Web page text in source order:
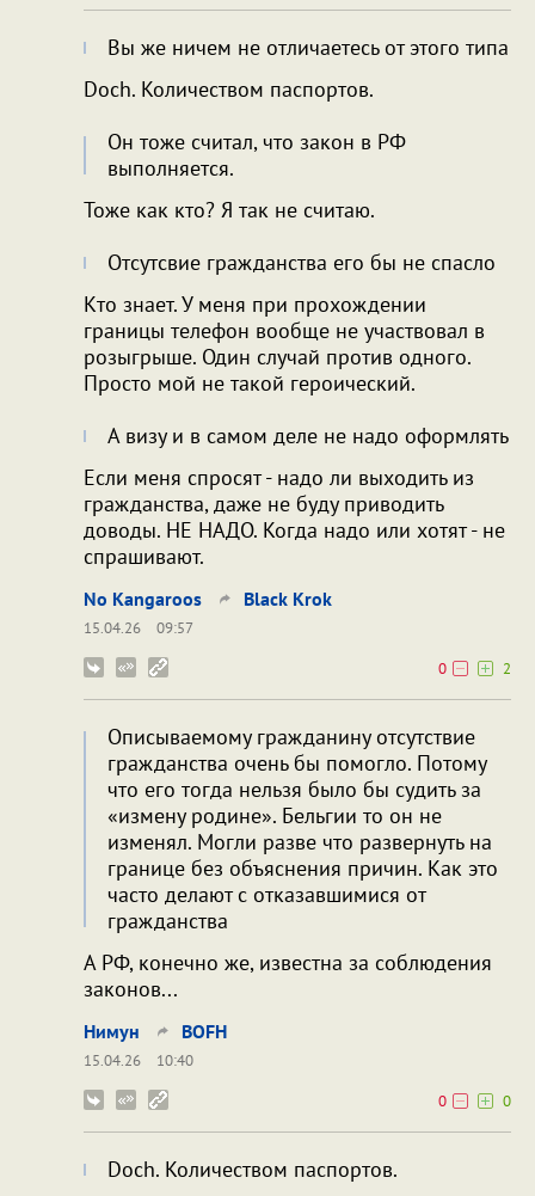
Вы же ничем не отличаетесь от этого типа
Doch. Количеством паспортов.
Он тоже считал, что закон в РФ
выполняется.
Тоже как кто? Я так не считаю.
Отсутсвие гражданства его бы не спасло
Кто знает. У меня при прохождении
границы телефон вообще не участвовал в
розыгрыше. Один случай против одного.
Просто мой не такой героический.
А визу и в самом деле не надо оформлять
Если меня спросят - надо ли выходить из
гражданства, даже не буду приводить
доводы. НЕ НАДО. Когда надо или хотят - не
спрашивают.
No Kangaroos Black Krok
15.04.26
09:57
0
2
Описываемому гражданину отсутствие
гражданства очень бы помогло. Потому
что его тогда нельзя было бы судить за
«измену родине». Бельгии то он не
изменял. Могли разве что развернуть на
границе без объяснения причин. Как это
часто делают с отказавшимися от
гражданства
А РФ, конечно же, известна за соблюдения
законов...
Нимун BOFH
15.04.26
10:40
0
0
Doch. Количеством паспортов.